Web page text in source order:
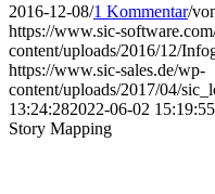
2016-12-08/1 Kommentar/
https://www.sic-
content/uploads/2016/12/
https://www.sic-sales.de/wp-
content/uploads/2017/04/
13:24:282022-06-02 15:19:55
Story Mapping